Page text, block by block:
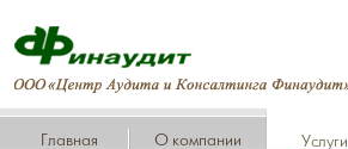
Главная О компании Услуги